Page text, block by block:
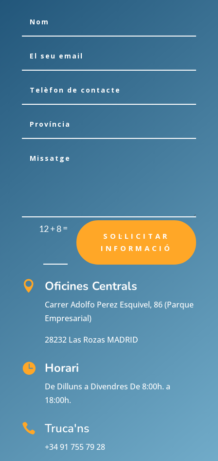
12 + 8=
SOL·LICITAR
INFORMACIÓ
 Oficines Centrals
Carrer Adolfo Perez Esquivel, 86 (Parque
Empresarial)
28232 Las Rozas MADRID
 Horari
De Dilluns a Divendres De 8:00h. a
18:00h.
 Truca'ns
+34 91 755 79 28